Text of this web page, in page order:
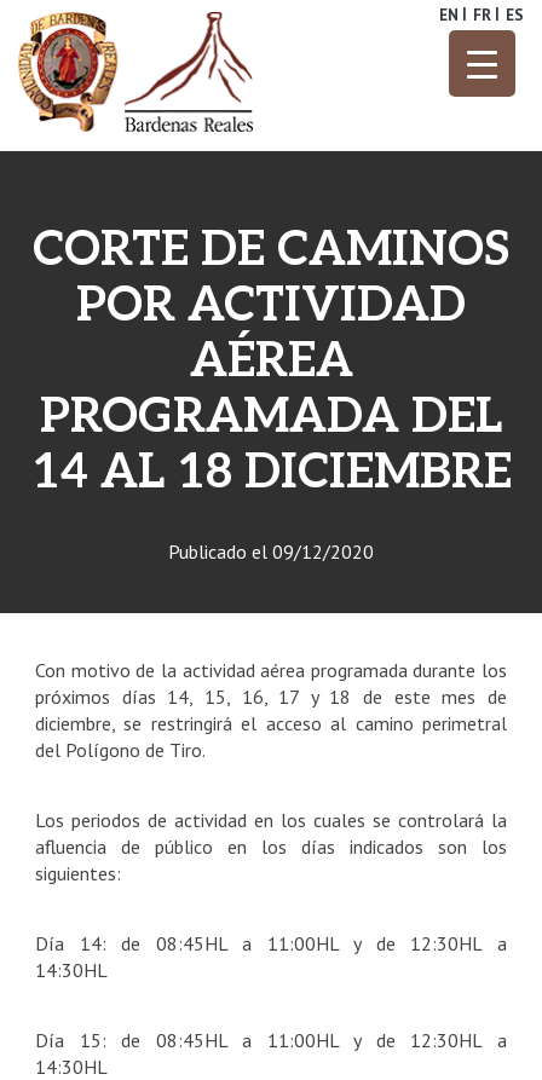
content
Reales
Parque Natural
EN FR ES
CORTE DE CAMINOS
POR ACTIVIDAD
AÉREA
PROGRAMADA DEL
14 AL 18 DICIEMBRE
Publicado el 09/12/2020
Con motivo de la actividad aérea programada durante los
próximos días 14, 15, 16, 17 y 18 de este mes de
diciembre, se restringirá el acceso al camino perimetral
del Polígono de Tiro.
Los periodos de actividad en los cuales se controlará la
afluencia de público en los días indicados son los
siguientes:
Día 14: de 08:45HL a 11:00HL y de 12:30HL a
14:30HL
Día 15: de 08:45HL a 11:00HL y de 12:30HL a
14:30HL